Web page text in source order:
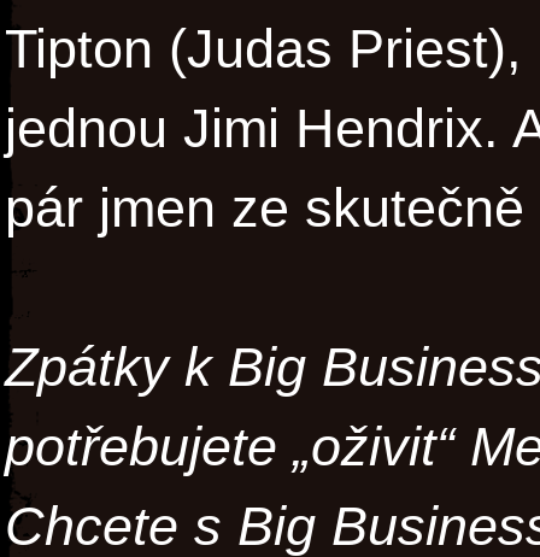
Tipton (Judas
jednou Jimi Hendrix.
pár jmen ze
Zpátky k Big
potřebujete „oživit“
Chcete s Big